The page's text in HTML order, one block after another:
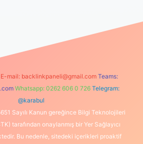
E-mail: backlinkpaneli@gmail.com Teams:
Whatsapp: 0262 606 0 726 Telegram:
@karabul
Sayılı Kanun gereğince Bilgi Teknolojileri
tarafından onaylanmış bir Yer Sağlayıcı
Bu nedenle, sitedeki içerikleri proaktif